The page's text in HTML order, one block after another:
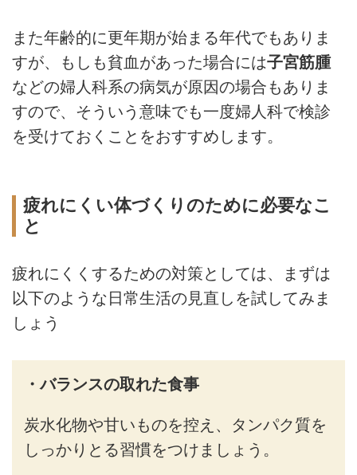
また年齢的に更年期が始まる年代でもありま
すが、もしも貧血があった場合には子宮筋腫
などの婦人科系の病気が原因の場合もありま
すので、そういう意味でも一度婦人科で検診
を受けておくことをおすすめします。
疲れにくい体づくりのために必要なこ
と
疲れにくくするための対策としては、まずは
以下のような日常生活の見直しを試してみま
しょう
・バランスの取れた食事
炭水化物や甘いものを控え、タンパク質を
しっかりとる習慣をつけましょう。